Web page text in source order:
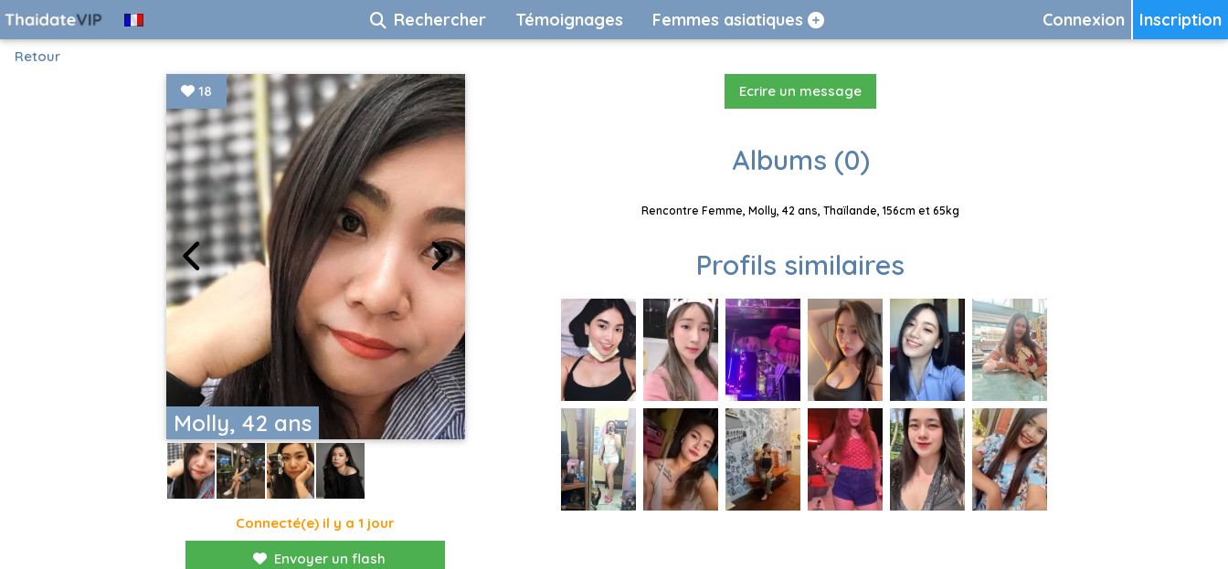
Inscription
Connexion
Rechercher Témoignages Femmes asiatiques
Retour
Molly, 42 ans
18
Connecté(e) il y a 1 jour
Envoyer un flash
Ecrire un message
Albums (0)
Rencontre Femme, Molly, 42 ans, Thaïlande, 156cm et 65kg
Profils similaires